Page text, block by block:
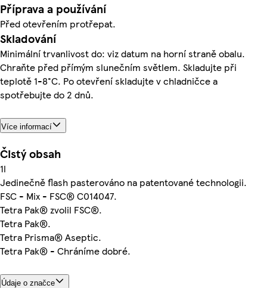
Příprava a používání
Před otevřením protřepat.
Skladování
Minimální trvanlivost do: viz datum na horní straně obalu.
Chraňte před přímým slunečním světlem. Skladujte při
teplotě 1-8°C. Po otevření skladujte v chladničce a
spotřebujte do 2 dnů.
Více informací
Čistý obsah
1l
Jedinečně flash pasterováno na patentované technologii.
FSC - Mix - FSC® C014047.
Tetra Pak® zvolil FSC®.
Tetra Pak®.
Tetra Prisma® Aseptic.
Tetra Pak® - Chráníme dobré.
Údaje o značce